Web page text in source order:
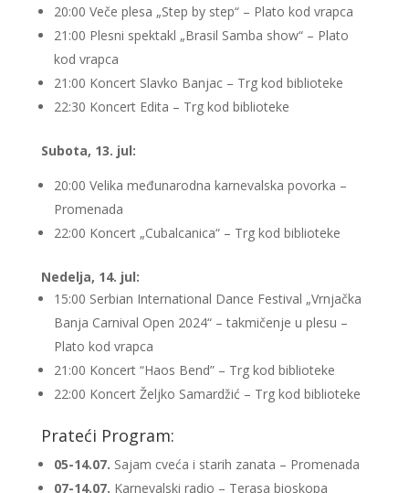
20:00 Veče plesa „Step by step“ – Plato kod vrapca
21:00 Plesni spektakl „Brasil Samba show“ – Plato
kod vrapca
21:00 Koncert Slavko Banjac – Trg kod biblioteke
22:30 Koncert Edita – Trg kod biblioteke
Subota, 13. jul:
20:00 Velika međunarodna karnevalska povorka –
Promenada
22:00 Koncert „Cubalcanica“ – Trg kod biblioteke
Nedelja, 14. jul:
15:00 Serbian International Dance Festival „Vrnjačka
Banja Carnival Open 2024“ – takmičenje u plesu –
Plato kod vrapca
21:00 Koncert “Haos Bend” – Trg kod biblioteke
22:00 Koncert Željko Samardžić – Trg kod biblioteke
Prateći Program:
05-14.07. Sajam cveća i starih zanata – Promenada
07-14.07. Karnevalski radio – Terasa bioskopa